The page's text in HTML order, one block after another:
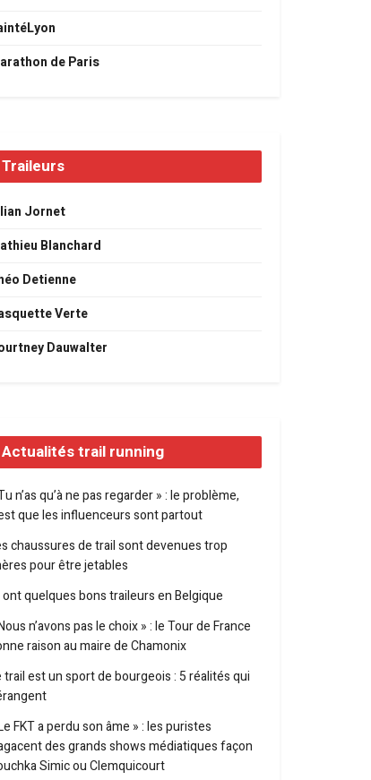
de Paris
Traileurs
Jornet
Blanchard
Detienne
Verte
Dauwalter
Actualités trail running
n’as qu’à ne pas regarder » : le problème,
que les influenceurs sont partout
chaussures de trail sont devenues trop
pour être jetables
ont quelques bons traileurs en Belgique
n’avons pas le choix » : le Tour de France
raison au maire de Chamonix
trail est un sport de bourgeois : 5 réalités qui
FKT a perdu son âme » : les puristes
des grands shows médiatiques façon
Simic ou Clemquicourt